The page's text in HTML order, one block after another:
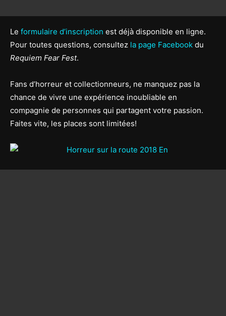
Le formulaire d’inscription est déjà disponible en ligne.
Pour toutes questions, consultez la page Facebook du
Requiem Fear Fest.
Fans d’horreur et collectionneurs, ne manquez pas la
chance de vivre une expérience inoubliable en
compagnie de personnes qui partagent votre passion.
Faites vite, les places sont limitées!